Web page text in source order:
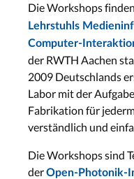
Die Workshops
Lehrstuhls
Computer-
der RWTH Aachen
2009 Deutschlands
Labor mit der
Fabrikation für
verständlich und
Die Workshops sind
derOpen-Photonik-